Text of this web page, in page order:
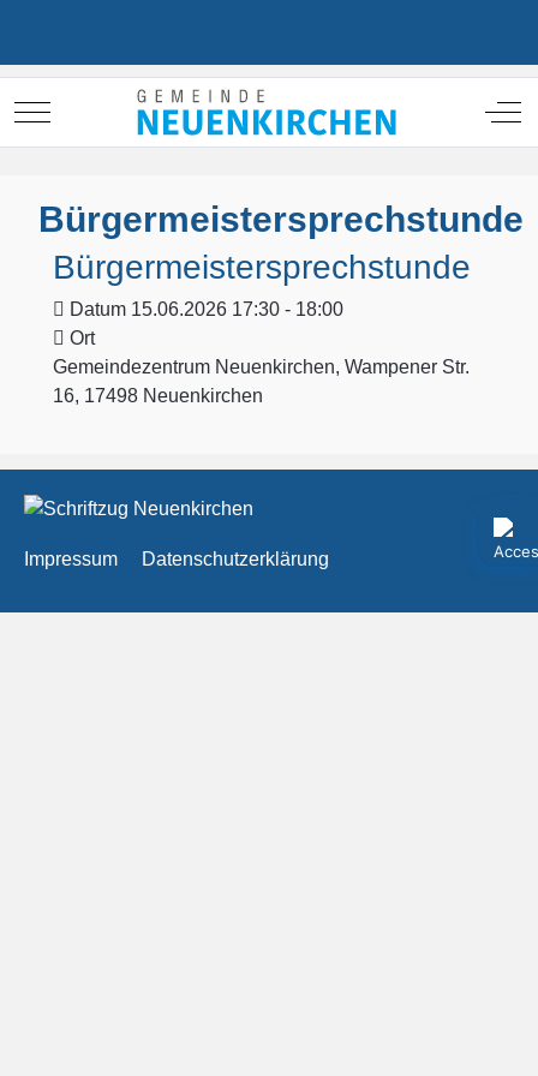
Mobile Menu Toggle Off-
Bürgermeistersprechstunde
Bürgermeistersprechstunde
Datum 15.06.2026 17:30 - 18:00
Ort
Gemeindezentrum Neuenkirchen, Wampener Str.
16, 17498 Neuenkirchen
Impressum Datenschutzerklärung